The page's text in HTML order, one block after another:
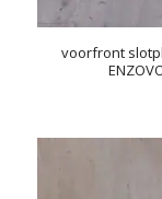
voorfront